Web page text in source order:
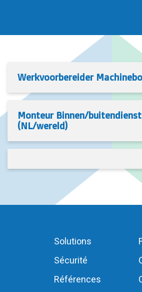
Werkvoorbereider
Monteur Binnen/buitendienst
(NL/wereld)
Solutions
Sécurité
Références